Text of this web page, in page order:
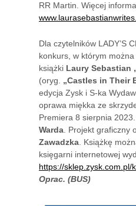
RR Martin. Więcej
Dla czytelników LADY’S
konkurs, w którym
książki Laury Sebastian
(oryg. „Castles in Their
edycja Zysk i S-ka
oprawa miękka ze
Premiera 8 sierpnia 2023.
Warda . Projekt graficzny
Zawadzka . Książkę
księgarni internetowej
https://sklep.zysk.com.pl/
Oprac. (BUS)